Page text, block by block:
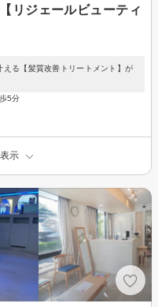
リジェールビューティ
える【髪質改善トリートメント】が
5分
示